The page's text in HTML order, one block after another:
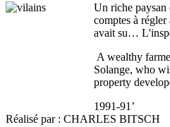
Un riche paysan
comptes à
avait su…
A wealthy
Solange, who
property
1991-91’
Réalisé par : CHARLES BITSCH